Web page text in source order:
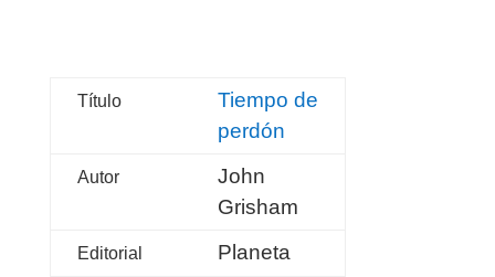
Título
Tiempo de
perdón
Autor
John
Grisham
Editorial Planeta